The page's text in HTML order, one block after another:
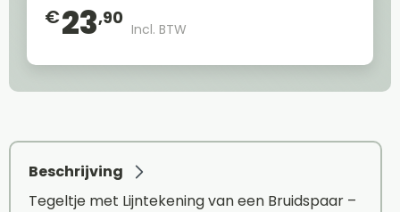
€23,90
Incl. BTW
Beschrijving
Tegeltje met Lijntekening van een Bruidspaar –